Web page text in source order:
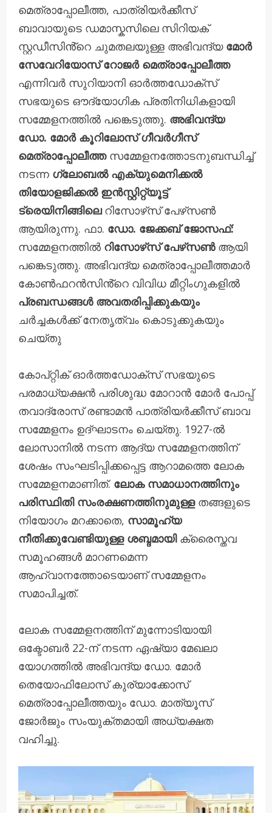
മെത്രാപ്പോലീത്ത, പാത്രിയർക്കീസ്
ബാവായുടെ ഡമാസ്കസിലെ സിറിയക്
സ്റ്റഡീസിൻ്റെ ചുമതലയുള്ള അഭിവന്ദ്യ മോർ
സേവേറിയോസ് റോജർ മെത്രാപ്പോലീത്ത
എന്നിവർ സുറിയാനി ഓർത്തഡോക്സ്
സഭയുടെ ഔദ്യോഗിക പ്രതിനിധികളായി
സമ്മേളനത്തിൽ പങ്കെടുത്തു. അഭിവന്ദ്യ
ഡോ. മോർ കൂറിലോസ് ഗീവർഗീസ്
മെത്രാപ്പോലീത്തസമ്മേളനത്തോടനുബന്ധിച്ച്
നടന്ന ഗ്ലോബൽ എക്യുമെനിക്കൽ
തിയോളജിക്കൽ ഇൻസ്റ്റിറ്റ്യൂട്ട്
ട്രെയിനിങ്ങിലെറിസോഴ്‌സ് പേഴ്‌സൺ
ആയിരുന്നു. ഫാ. ഡോ. ജേക്കബ് ജോസഫ്:
സമ്മേളനത്തിൽ റിസോഴ്‌സ് പേഴ്‌സൺആയി
പങ്കെടുത്തു. അഭിവന്ദ്യ മെത്രാപ്പോലീത്തമാർ
കോൺഫറൻസിൻ്റെ വിവിധ മീറ്റിംഗുകളിൽ
പ്രബന്ധങ്ങൾ അവതരിപ്പിക്കുകയും
ചർച്ചകൾക്ക് നേതൃത്വം കൊടുക്കുകയും
ചെയ്തു
കോപ്റ്റിക് ഓർത്തഡോക്സ് സഭയുടെ
പരമാധ്യക്ഷൻ പരിശുദ്ധ മോറാൻ മോർ പോപ്പ്
തവാദ്രോസ് രണ്ടാമൻ പാത്രിയർക്കീസ് ബാവ
സമ്മേളനം ഉദ്ഘാടനം ചെയ്തു. 1927-ൽ
ലോസാനിൽ നടന്ന ആദ്യ സമ്മേളനത്തിന്
ശേഷം സംഘടിപ്പിക്കപ്പെട്ട ആറാമത്തെ ലോക
സമ്മേളനമാണിത്. ലോക സമാധാനത്തിനും
പരിസ്ഥിതി സംരക്ഷണത്തിനുമുള്ളതങ്ങളുടെ
നിയോഗം മറക്കാതെ, സാമൂഹ്യ
നീതിക്കുവേണ്ടിയുള്ള ശബ്ദമായിക്രൈസ്തവ
സമൂഹങ്ങൾ മാറണമെന്ന
ആഹ്വാനത്തോടെയാണ് സമ്മേളനം
സമാപിച്ചത്.
ലോക സമ്മേളനത്തിന് മുന്നോടിയായി
ഒക്ടോബർ 22-ന് നടന്ന ഏഷ്യാ മേഖലാ
യോഗത്തിൽ അഭിവന്ദ്യ ഡോ. മോർ
തെയോഫിലോസ് കുര്യാക്കോസ്
മെത്രാപ്പോലീത്തയും ഡോ. മാത്യൂസ്
ജോർജും സംയുക്തമായി അധ്യക്ഷത
വഹിച്ചു.